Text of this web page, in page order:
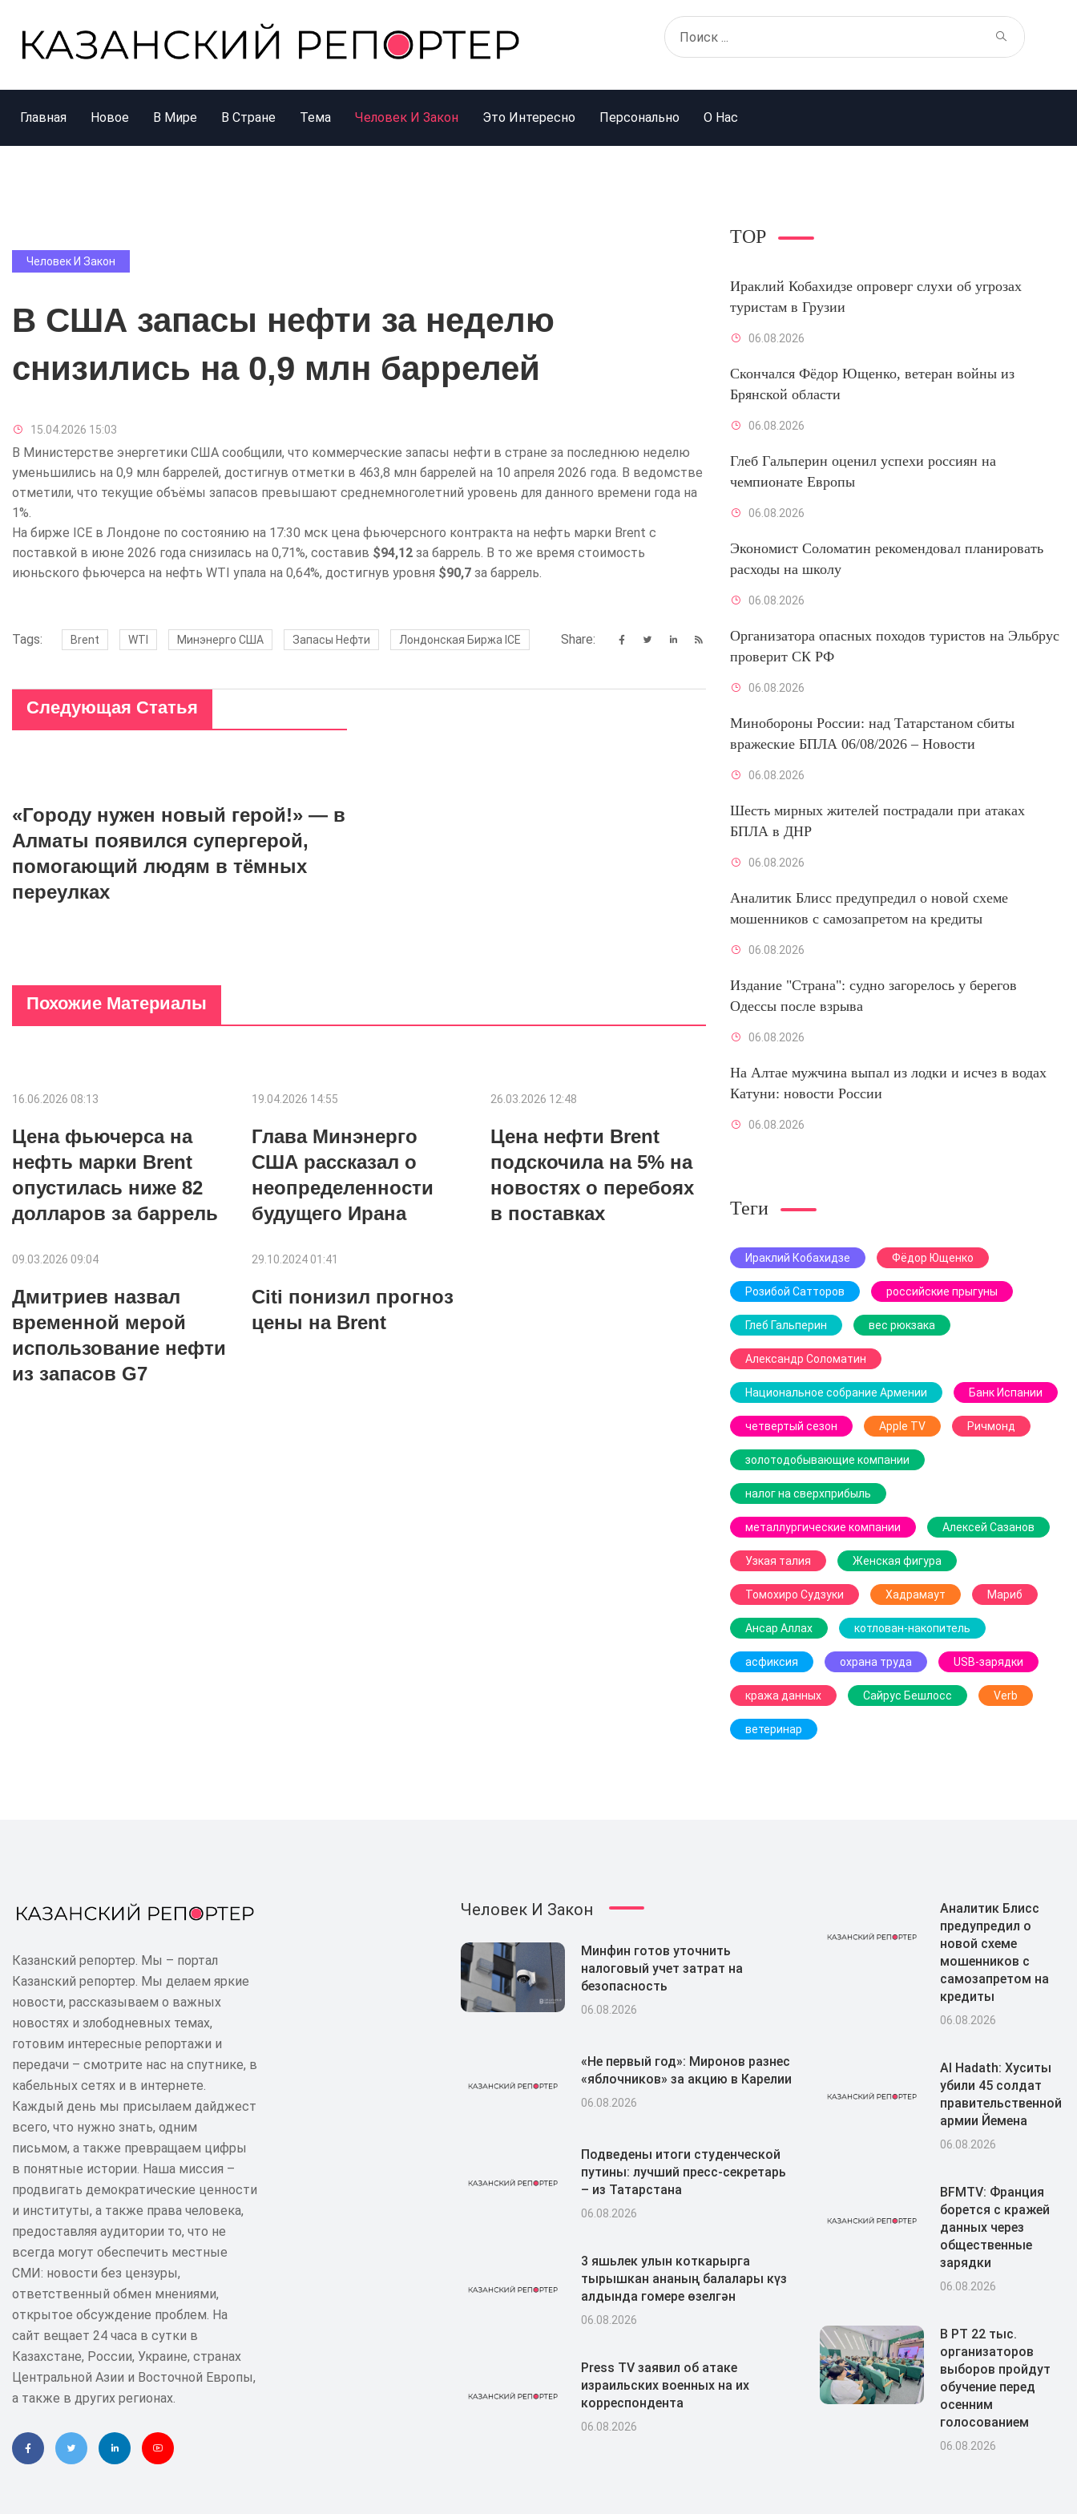
Главная Новое В Мире В Стране Тема Человек И Закон Это Интересно Персонально О Нас
Человек И Закон
В США запасы нефти за неделю
снизились на 0,9 млн баррелей
15.04.2026 15:03
В Министерстве энергетики США сообщили, что коммерческие запасы нефти в стране за последнюю неделю
уменьшились на 0,9 млн баррелей, достигнув отметки в 463,8 млн баррелей на 10 апреля 2026 года. В ведомстве
отметили, что текущие объёмы запасов превышают среднемноголетний уровень для данного времени года на
1%.
На бирже ICE в Лондоне по состоянию на 17:30 мск цена фьючерсного контракта на нефть марки Brent с
поставкой в июне 2026 года снизилась на 0,71%, составив $94,12 за баррель. В то же время стоимость
июньского фьючерса на нефть WTI упала на 0,64%, достигнув уровня $90,7 за баррель.
Tags: Brent WTI Минэнерго США Запасы Нефти Лондонская Биржа ICE Share:
Следующая Статья
«Городу нужен новый герой!» — в
Алматы появился супергерой,
помогающий людям в тёмных
переулках
Похожие Материалы
16.06.2026 08:13
Цена фьючерса на
нефть марки Brent
опустилась ниже 82
долларов за баррель
19.04.2026 14:55
Глава Минэнерго
США рассказал о
неопределенности
будущего Ирана
26.03.2026 12:48
Цена нефти Brent
подскочила на 5% на
новостях о перебоях
в поставках
09.03.2026 09:04
Дмитриев назвал
временной мерой
использование нефти
из запасов G7
29.10.2024 01:41
Citi понизил прогноз
цены на Brent
TOP
Ираклий Кобахидзе опроверг слухи об угрозах
туристам в Грузии
06.08.2026
Скончался Фёдор Ющенко, ветеран войны из
Брянской области
06.08.2026
Глеб Гальперин оценил успехи россиян на
чемпионате Европы
06.08.2026
Экономист Соломатин рекомендовал планировать
расходы на школу
06.08.2026
Организатора опасных походов туристов на Эльбрус
проверит СК РФ
06.08.2026
Минобороны России: над Татарстаном сбиты
вражеские БПЛА 06/08/2026 – Новости
06.08.2026
Шесть мирных жителей пострадали при атаках
БПЛА в ДНР
06.08.2026
Аналитик Блисс предупредил о новой схеме
мошенников с самозапретом на кредиты
06.08.2026
Издание "Страна": судно загорелось у берегов
Одессы после взрыва
06.08.2026
На Алтае мужчина выпал из лодки и исчез в водах
Катуни: новости России
06.08.2026
Теги
Ираклий Кобахидзе Фёдор Ющенко
Розибой Сатторов российские прыгуны
Глеб Гальперин вес рюкзака
Александр Соломатин
Национальное собрание Армении Банк Испании
четвертый сезон Apple TV Ричмонд
золотодобывающие компании
налог на сверхприбыль
металлургические компании Алексей Сазанов
Узкая талия Женская фигура
Томохиро Судзуки Хадрамаут Мариб
Ансар Аллах котлован-накопитель
асфиксия охрана труда USB-зарядки
кража данных Сайрус Бешлосс Verb
ветеринар
Казанский репортер. Мы – портал
Казанский репортер. Мы делаем яркие
новости, рассказываем о важных
новостях и злободневных темах,
готовим интересные репортажи и
передачи – смотрите нас на спутнике, в
кабельных сетях и в интернете.
Каждый день мы присылаем дайджест
всего, что нужно знать, одним
письмом, а также превращаем цифры
в понятные истории. Наша миссия –
продвигать демократические ценности
и институты, а также права человека,
предоставляя аудитории то, что не
всегда могут обеспечить местные
СМИ: новости без цензуры,
ответственный обмен мнениями,
открытое обсуждение проблем. На
сайт вещает 24 часа в сутки в
Казахстане, России, Украине, странах
Центральной Азии и Восточной Европы,
а также в других регионах.
Человек И Закон
Минфин готов уточнить
налоговый учет затрат на
безопасность
06.08.2026
«Не первый год»: Миронов разнес
«яблочников» за акцию в Карелии
06.08.2026
Подведены итоги студенческой
путины: лучший пресс-секретарь
– из Татарстана
06.08.2026
3 яшьлек улын коткарырга
тырышкан ананың балалары күз
алдында гомере өзелгән
06.08.2026
Press TV заявил об атаке
израильских военных на их
корреспондента
06.08.2026
Аналитик Блисс
предупредил о
новой схеме
мошенников с
самозапретом на
кредиты
06.08.2026
Al Hadath: Хуситы
убили 45 солдат
правительственной
армии Йемена
06.08.2026
BFMTV: Франция
борется с кражей
данных через
общественные
зарядки
06.08.2026
В РТ 22 тыс.
организаторов
выборов пройдут
обучение перед
осенним
голосованием
06.08.2026